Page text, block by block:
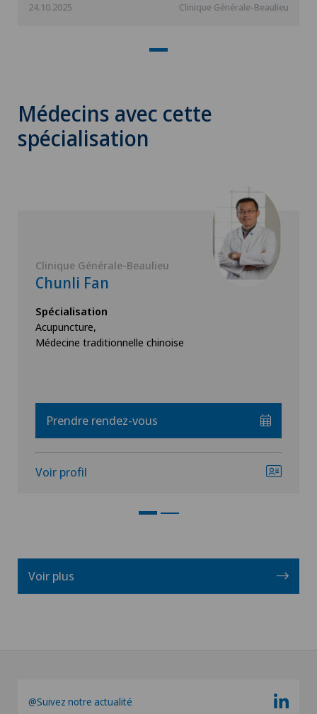
24.10.2025 Clinique Générale-Beaulieu
Médecins avec cette
spécialisation
Clinique Générale-Beaulieu
Chunli Fan
Spécialisation
Acupuncture,
Médecine traditionnelle chinoise
Prendre rendez-vous
Voir profil
Voir plus
@Suivez notre actualité